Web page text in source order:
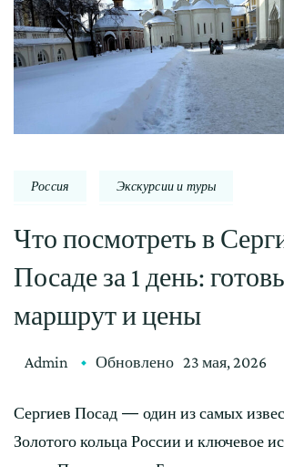
Россия Экскурсии и туры
Что посмотреть в
Посаде за 1 день:
маршрут и цены
Admin Обновлено 23 мая, 2026
Сергиев Посад — один из самых
Золотого кольца России и ключевое